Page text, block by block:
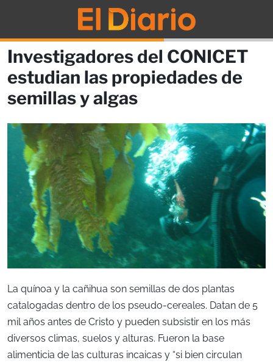
Investigadores del CONICET
estudian las propiedades de
semillas y algas
La quínoa y la cañihua son semillas de dos plantas
catalogadas dentro de los pseudo-cereales. Datan de 5
mil años antes de Cristo y pueden subsistir en los más
diversos climas, suelos y alturas. Fueron la base
alimenticia de las culturas incaicas y “si bien circulan